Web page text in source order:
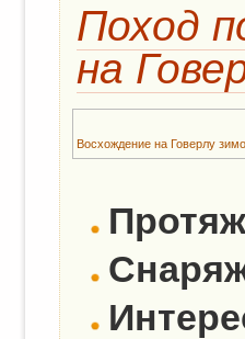
Поход
на
Восхождение на Говерлу